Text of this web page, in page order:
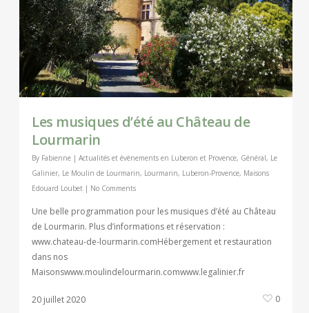
Les musiques d’été au Château de
Lourmarin
By Fabienne | Actualités et évènements en Luberon et Provence, Général, Le
Galinier, Le Moulin de Lourmarin, Lourmarin, Luberon-Provence, Maisons
Edouard Loubet | No Comments
Une belle programmation pour les musiques d’été au Château
de Lourmarin. Plus d’informations et réservation :
www.chateau-de-lourmarin.comHébergement et restauration
dans nos
Maisonswww.moulindelourmarin.comwww.legalinier.fr
20 juillet 2020 0